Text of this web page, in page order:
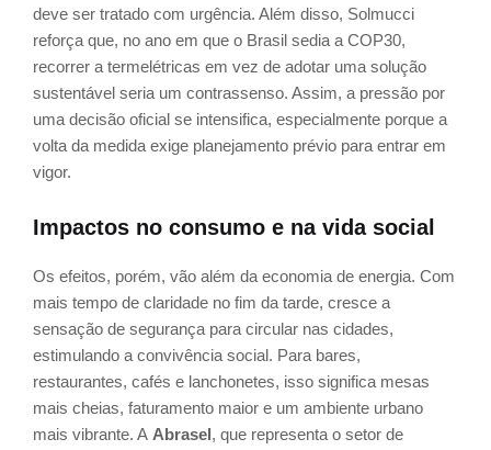
deve ser tratado com urgência. Além disso, Solmucci
reforça que, no ano em que o Brasil sedia a COP30,
recorrer a termelétricas em vez de adotar uma solução
sustentável seria um contrassenso. Assim, a pressão por
uma decisão oficial se intensifica, especialmente porque a
volta da medida exige planejamento prévio para entrar em
vigor.
Impactos no consumo e na vida social
Os efeitos, porém, vão além da economia de energia. Com
mais tempo de claridade no fim da tarde, cresce a
sensação de segurança para circular nas cidades,
estimulando a convivência social. Para bares,
restaurantes, cafés e lanchonetes, isso significa mesas
mais cheias, faturamento maior e um ambiente urbano
mais vibrante. A Abrasel, que representa o setor de